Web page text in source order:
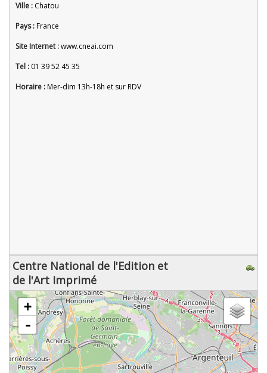
Ville : Chatou
Pays :France
Site Internet :www.cneai.com
Tel : 01 39 52 45 35
Horaire :Mer-dim 13h-18h et sur RDV
Centre National de l'Edition et
de l'Art Imprimé
chargement de la carte - veuillez patienter...
+
-